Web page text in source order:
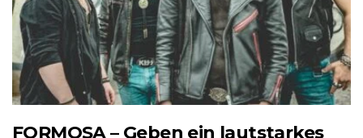
FORMOSA – Geben ein lautstarkes